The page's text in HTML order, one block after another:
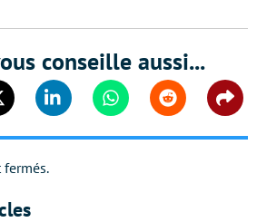
conseille aussi...
Linkedin WhatsappReddit
fermés.